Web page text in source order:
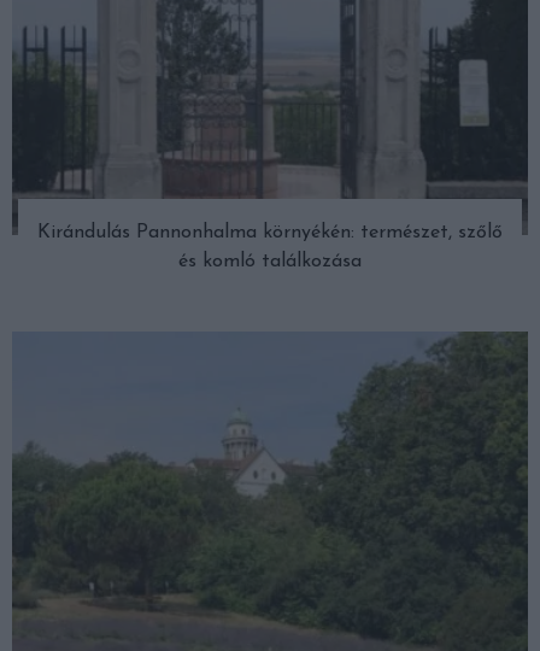
Kirándulás Pannonhalma környékén: természet, szőlő
és komló találkozása